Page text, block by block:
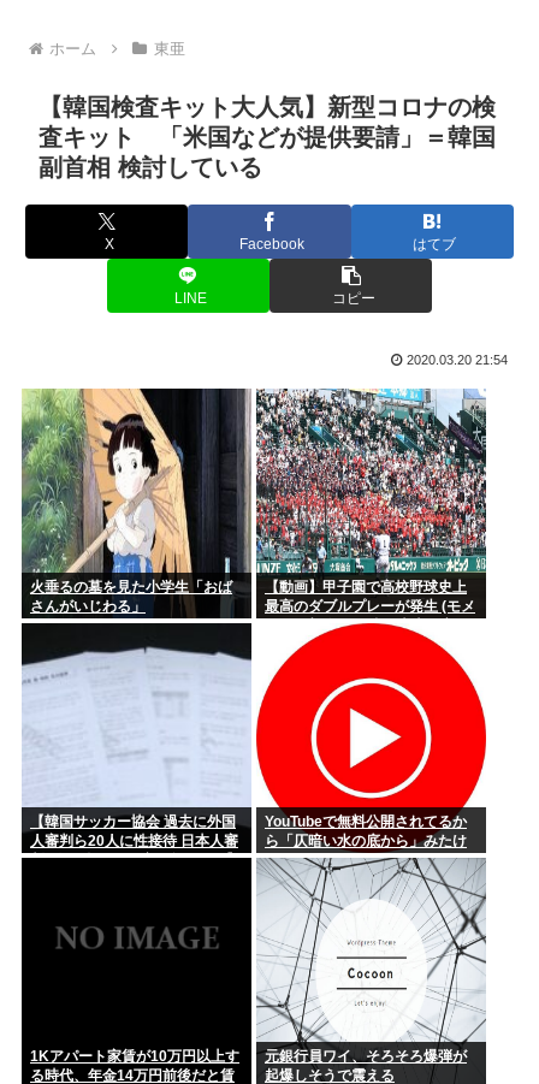
ぎる ...
【画像】新人声優、いきなりドエッチwww
【中国】太陽光発電産業、半年で約200億元の巨額赤字
日銀が「...
【悲報】昔のおもちゃって今のガキ共にウケるんかな？
高市首相のあいさつはコピペ率85%…「広島への思い」石破前
首相・...
について...
エアコン無しワイ、死の危険
「中古」は止めておいたほうがいいもの
抜いた』...
日傘バカ女は4ね
推し活中国人集団22人、タイ空港の搭乗口でチケット提示に
伊集院光「カレーにじゃがいもはいらない」
経験人数は夫・1人だけ。制服の似合う美少女が…
俺が買うか悩んでる靴正直に評価してくれ
メーカー「消費税7%安くなるならその分値上げしたろw」こ
れどうす...
経営者「消費税が1%になっても値下げはしない、差額は懐に
NHK性加害事案、国会で追及へ 8月中に総務委員会が閉会中審
【視聴率】ゴールデン帯でテレ東がフジを上回る トップはテ
高速道路で子豚が見つかる
ホーム 東亜
【韓国検査キット大人気】新型コロナの検
査キット 「米国などが提供要請」＝韓国
副首相 検討している
X Facebook はてブ
LINE コピー
2020.03.20 21:54
火垂るの墓を見た小学生「おば
さんがいじわる」
【動画】甲子園で高校野球史上
最高のダブルプレーが発生 (モメ
ンらの想像の25倍は史上最高)こ
れもうプロ野球超えてるだろ…
【韓国サッカー協会 過去に外国
人審判ら20人に性接待 日本人審
判2人も含む…一度も負けなし】
YouTubeで無料公開されてるか
ら「仄暗い水の底から」みたけ
ど
1Kアパート家賃が10万円以上す
る時代、年金14万円前後だと賃
元銀行員ワイ、そろそろ爆弾が
起爆しそうで震える